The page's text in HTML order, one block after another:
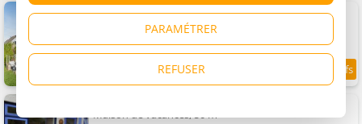
Villapark Kamperfoelie 97
Maison de vacances, 140 m²
4 personnes, 2 chambres, 1 salle de bains
Maison de vacances, 50 m²
PARAMÉTRER
REFUSER